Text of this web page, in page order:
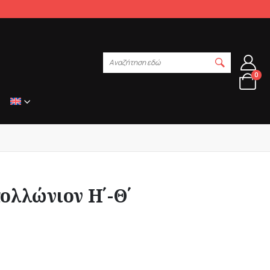
Αναζήτηση εδώ
0
Η΄-Θ΄